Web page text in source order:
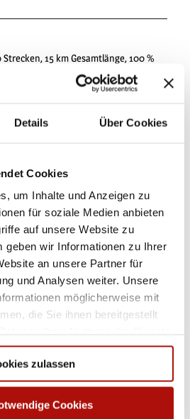
Details Über Cookies
Cookies
um Inhalte und Anzeigen zu
für soziale Medien anbieten
auf unsere Website zu
geben wir Informationen zu Ihrer
an unsere Partner für
und Analysen weiter. Unsere
möglicherweise mit
die Sie ihnen bereitgestellt
zulassen
Cookies
15 km Gesamtlänge, 100 %